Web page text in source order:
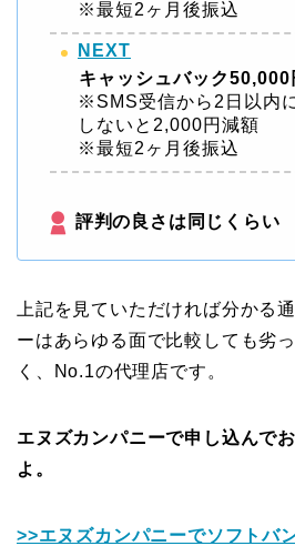
※最短2ヶ月後振込
NEXT
キャッシュバック50,000
※SMS受信から2日以内
しないと2,000円減額
※最短2ヶ月後振込
評判の良さは同じくらい
上記を見ていただければ分かる
ーはあらゆる面で比較しても劣
く、No.1の代理店です。
エヌズカンパニーで申し込んで
よ。
>>エヌズカンパニーでソフトバ